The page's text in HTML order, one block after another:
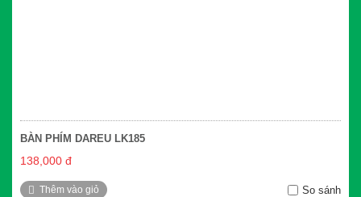
BÀN PHÍM DAREU LK185
138,000 đ
Thêm vào giỏ So sánh